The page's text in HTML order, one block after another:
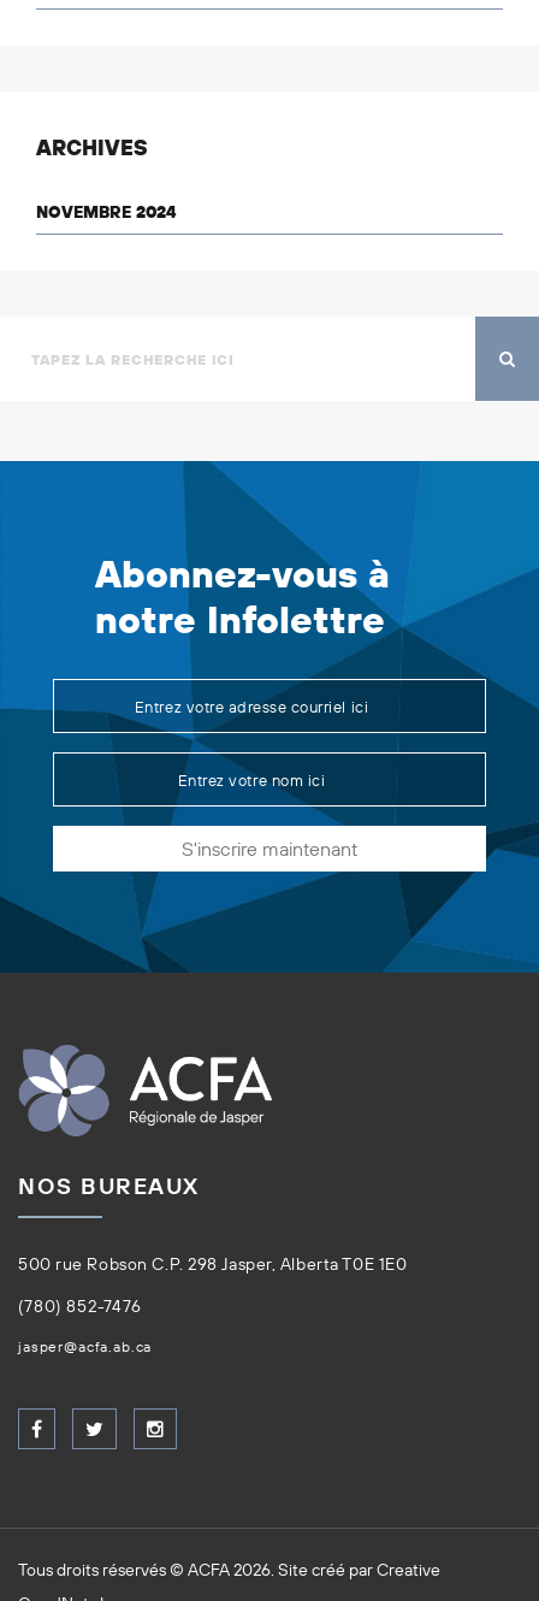
ARCHIVES
NOVEMBRE 2024
Abonnez-vous à
notre Infolettre
S'inscrire maintenant
NOS BUREAUX
500 rue Robson C.P. 298 Jasper, Alberta T0E 1E0
(780) 852-7476
jasper@acfa.ab.ca
Tous droits réservés © ACFA 2026. Site créé parCreative